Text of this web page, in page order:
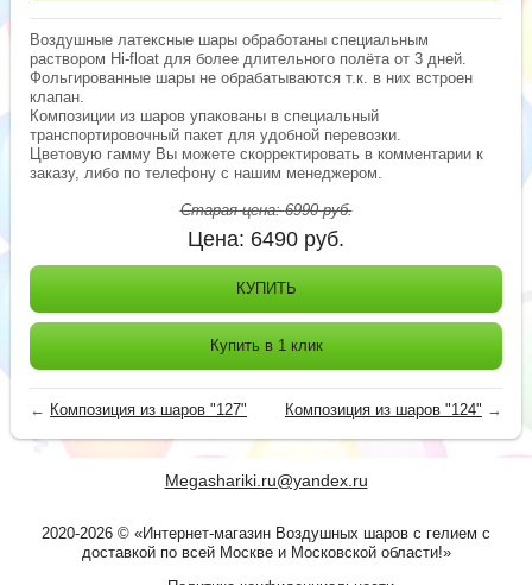
Воздушные латексные шары обработаны специальным
раствором Hi-float для более длительного полёта от 3 дней.
Фольгированные шары не обрабатываются т.к. в них встроен
клапан.
Композиции из шаров упакованы в специальный
транспортировочный пакет для удобной перевозки.
Цветовую гамму Вы можете скорректировать в комментарии к
заказу, либо по телефону с нашим менеджером.
Старая цена:6990руб.
Цена: 6490 руб.
КУПИТЬ
Купить в 1 клик
← Композиция из шаров "127" Композиция из шаров "124" →
Megashariki.ru@yandex.ru
2020-2026 © «Интернет-магазин Воздушных шаров с гелием с
доставкой по всей Москве и Московской области!»